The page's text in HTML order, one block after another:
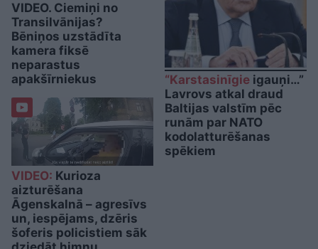
VIDEO. Ciemiņi no
Transilvānijas?
Bēniņos uzstādīta
kamera fiksē
neparastus
apakšīrniekus
VIDEO: Kurioza
aizturēšana
Āgenskalnā – agresīvs
un, iespējams, dzēris
šoferis policistiem sāk
“Karstasinīgie igauņi…”
Lavrovs atkal draud
Baltijas valstīm pēc
runām par NATO
kodolatturēšanas
spēkiem